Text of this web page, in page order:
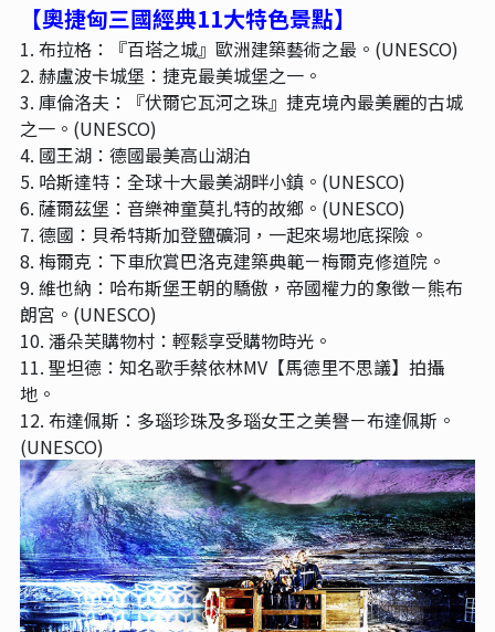
【奧捷匈三國經典11大特色景點】
1. 布拉格：『百塔之城』歐洲建築藝術之最。(UNESCO)
2. 赫盧波卡城堡：捷克最美城堡之一。
3. 庫倫洛夫：『伏爾它瓦河之珠』捷克境內最美麗的古城
之一。(UNESCO)
4. 國王湖：德國最美高山湖泊
5. 哈斯達特：全球十大最美湖畔小鎮。(UNESCO)
6. 薩爾茲堡：音樂神童莫扎特的故鄉。(UNESCO)
7. 德國：貝希特斯加登鹽礦洞，一起來場地底探險。
8. 梅爾克：下車欣賞巴洛克建築典範－梅爾克修道院。
9. 維也納：哈布斯堡王朝的驕傲，帝國權力的象徵－熊布
朗宮。(UNESCO)
10. 潘朵芙購物村：輕鬆享受購物時光。
11. 聖坦德：知名歌手蔡依林MV【馬德里不思議】拍攝
地。
12. 布達佩斯：多瑙珍珠及多瑙女王之美譽－布達佩斯。
(UNESCO)